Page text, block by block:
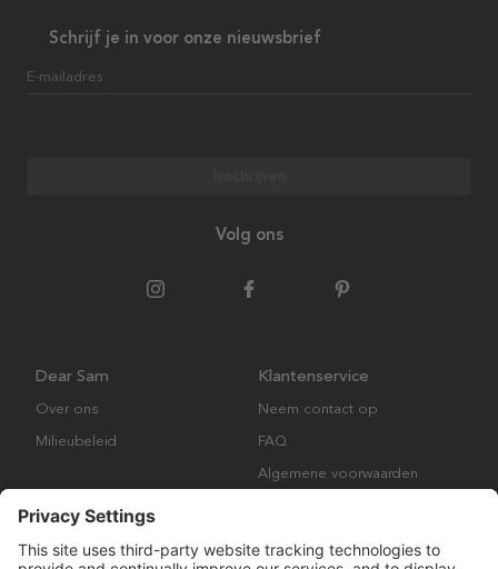
Schrijf je in voor onze nieuwsbrief
E-mailadres
Volg ons
Dear Sam
Over ons
Milieubeleid
Klantenservice
Neem contact op
FAQ
Algemene voorwaarden